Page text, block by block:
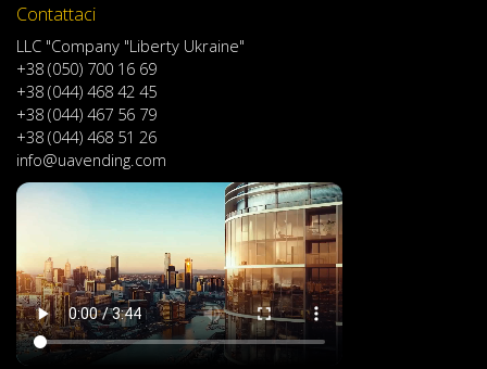
Contattaci
LLC "Company "Liberty Ukraine"
+38 (050) 700 16 69
+38 (044) 468 42 45
+38 (044) 467 56 79
+38 (044) 468 51 26
info@uavending.com